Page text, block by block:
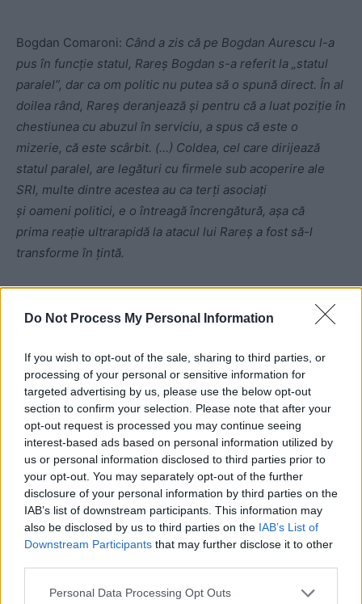
Do Not Process My Personal Information
If you wish to opt-out of the sale, sharing to third parties, or
processing of your personal or sensitive information for
targeted advertising by us, please use the below opt-out
section to confirm your selection. Please note that after your
opt-out request is processed you may continue seeing
interest-based ads based on personal information utilized by
us or personal information disclosed to third parties prior to
your opt-out. You may separately opt-out of the further
disclosure of your personal information by third parties on the
IAB’s list of downstream participants. This information may
also be disclosed by us to third parties on the IAB’s List of
Downstream Participants that may further disclose it to other
Personal Data Processing Opt Outs
Bogdan Comaroni: Când a zis că pe Bogdan Aurescu l-a
pus în funcție statul, Rareș Bogdan s-a referit la „statul
paralel”, dar ca om politic nu putea să o spună direct. În al
doilea rând, Rareș deranjează și pentru că a luat poziție în
chestiunea cu abuzul în serviciu, a spus că este o
mizerie, că este scârbit. (…) Coldea, cel care dirijează
statul paralel, are legături cu firmele sub acoperire ale
SRI, multe dintre acestea au ca terți asociați
și oameni politici, e o întreagă încrengătură, așa că
prima reație ultrarapidă la atacul lui Rareș a fost să-l
transforme în țintă.
PNL trebuie să rămână într-un
sper să nu fie așa, să nu fie o încercare
de a rupe o punte între PNL și Iohannis“
Cozmin Gușă:Doi prieteni de-ai noștri pot fi martori că, în
supărarea mea, în 2019, am spus că mă tem că te vor
aresta colegii tăi din PNL, dar nu înainte de a te folosi.
Martorii sunt Octavian Hoandră și Maricel Păcuraru.
Maricel a fost cel care mi-a amintit săptămâna trecută de
acest episod, poate avea și el niște semnale. (…) Rareș, te
conducătorii statului român, care se știe că sunt în relații